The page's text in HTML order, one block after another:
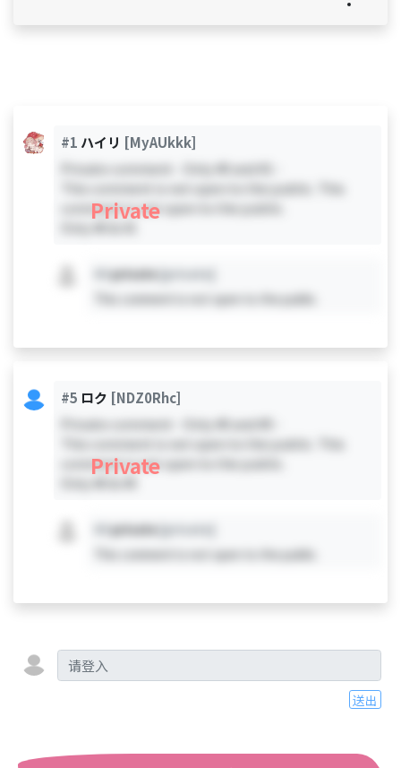
#1 ハイリ [MyAUkkk]
Private comment - Only #0 and #1 -
This comment is not open to the public. This
comment is not open to the public.
Private
private [private]
This comment is not open to the public.
#5 ロク [NDZ0Rhc]
Private comment - Only #0 and #5 -
This comment is not open to the public. This
comment is not open to the public.
Private
private [private]
This comment is not open to the public.
送出